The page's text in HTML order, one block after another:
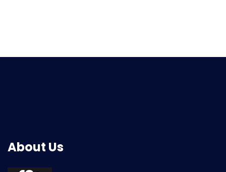
About Us